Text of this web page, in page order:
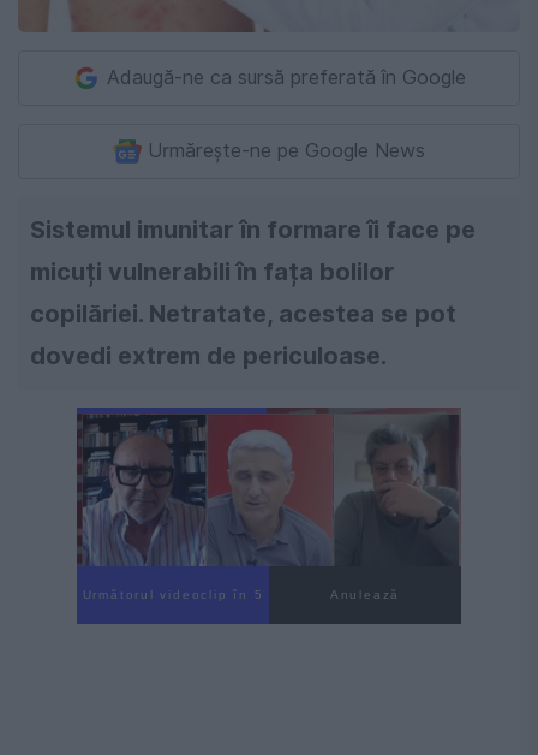
Adaugă-ne ca sursă preferată în Google
Urmărește-ne pe Google News
Sistemul imunitar în formare îi face pe
micuți vulnerabili în fața bolilor
copilăriei. Netratate, acestea se pot
dovedi extrem de periculoase.
Următorul videoclip în 3 Anulează